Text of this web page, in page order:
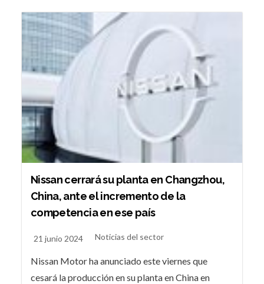
Nissan cerrará su planta en Changzhou,
China, ante el incremento de la
competencia en ese país
21 junio 2024 Noticias del sector
Nissan Motor ha anunciado este viernes que
cesará la producción en su planta en China en